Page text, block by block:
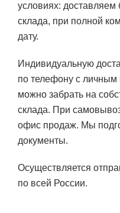
условиях: доставляем
склада, при полной
дату.
Индивидуальную
по телефону с
можно забрать на
склада. При
офис продаж. Мы
документы.
Осуществляется
по всей России.